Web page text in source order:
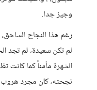
وجيز جدا.
رغم هذا النجاح
لم تكن سعيدة، لم تجد
الشهرة مأمناً كما كانت
نجحته، كان مجرد هروب